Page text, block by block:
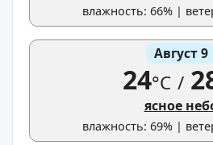
влажность: 66% |
Август 9
24°C /
ясное
влажность: 69% |